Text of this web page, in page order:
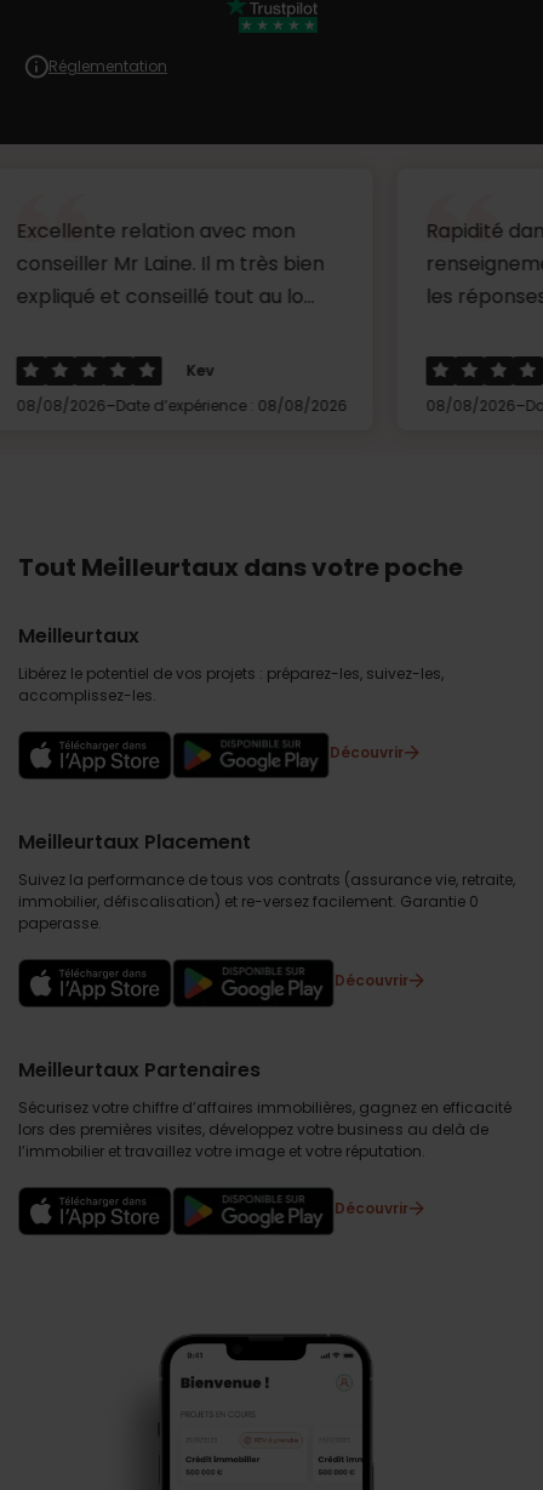
Réglementation
relation avec mon
Mr Laine. Il m très bien
conseillé tout au lo...
Kev
Date d’expérience : 08/08/2026
Rapidité dans la
renseignements et
les réponses...
08/08/2026
Date
Tout Meilleurtaux dans votre poche
Meilleurtaux
Libérez le potentiel de vos projets : préparez-les, suivez-les,
accomplissez-les.
Découvrir
Meilleurtaux Placement
Suivez la performance de tous vos contrats (assurance vie, retraite,
immobilier, défiscalisation) et re-versez facilement. Garantie 0
paperasse.
Découvrir
Meilleurtaux Partenaires
Sécurisez votre chiffre d’affaires immobilières, gagnez en efficacité
lors des premières visites, développez votre business au delà de
l’immobilier et travaillez votre image et votre réputation.
Découvrir